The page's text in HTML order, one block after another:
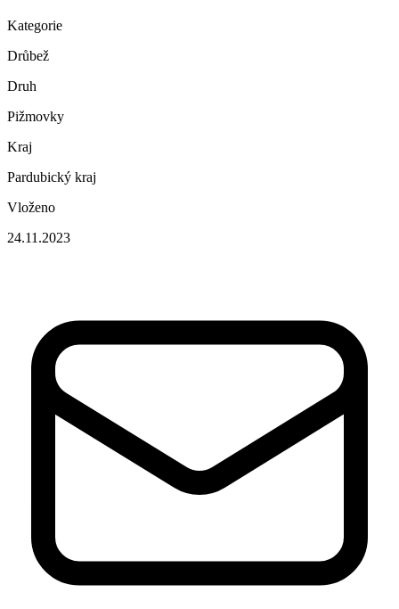
Kategorie
Drůbež
Druh
Pižmovky
Kraj
Pardubický kraj
Vloženo
24.11.2023